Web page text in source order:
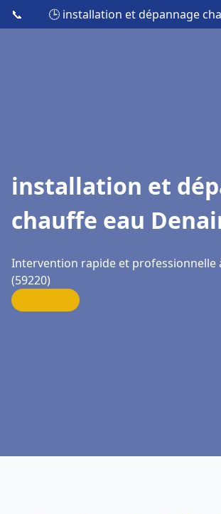
📞 🕒 installation et dépannage
installation et
chauffe eau
Intervention rapide et professionnelle
(59220)